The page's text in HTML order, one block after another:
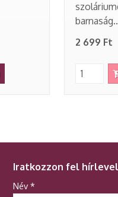
barnaság..
2 699 Ft
Iratkozzon fel
-
Név*